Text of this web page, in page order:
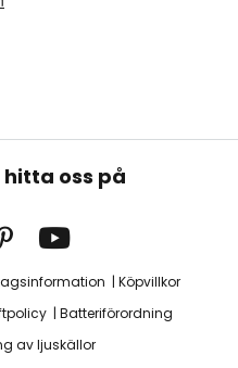
hitta oss på
Köpvillkor
Batteriförordning
av ljuskällor